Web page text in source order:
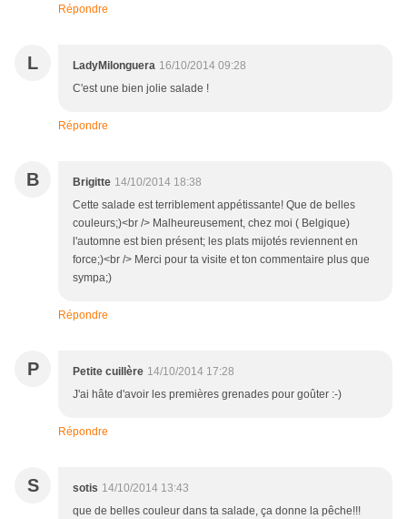
Répondre
L LadyMilonguera 16/10/2014 09:28
C'est une bien jolie salade !
Répondre
B Brigitte 14/10/2014 18:38
Cette salade est terriblement appétissante! Que de belles
couleurs;)<br /> Malheureusement, chez moi ( Belgique)
l'automne est bien présent; les plats mijotés reviennent en
force;)<br /> Merci pour ta visite et ton commentaire plus que
sympa;)
Répondre
P Petite cuillère 14/10/2014 17:28
J'ai hâte d'avoir les premières grenades pour goûter :-)
Répondre
S sotis 14/10/2014 13:43
que de belles couleur dans ta salade, ça donne la pêche!!!